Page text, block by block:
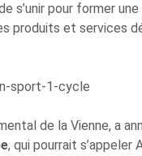
s’unir pour former
produits et services
de la Vienne, a
, qui pourrait s’appeler